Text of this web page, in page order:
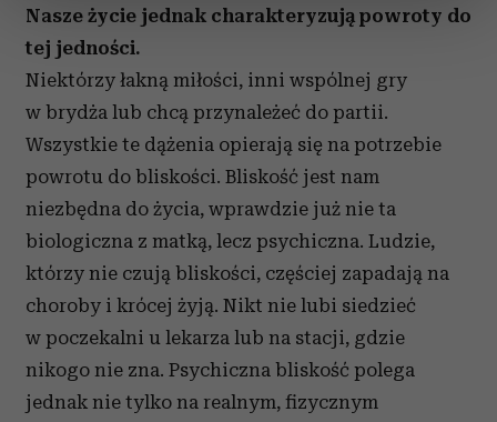
sekcji szczegółów. W Deklaracji plików cookie możesz
zmienić lub wycofać swoją zgodę w dowolnej chwili.
Wykorzystujemy pliki cookie do spersonalizowania treści
i reklam, aby oferować funkcje społecznościowe i
analizować ruch w naszej witrynie. Informacje o tym, jak
korzystasz z naszej witryny, udostępniamy partnerom
społecznościowym, reklamowym i analitycznym.
Partnerzy mogą połączyć te informacje z innymi danymi
otrzymanymi od Ciebie lub uzyskanymi podczas
korzystania z ich usług.
Nasze życie jednak charakteryzują powroty do
tej jedności.
Niektórzy łakną miłości, inni wspólnej gry
w brydża lub chcą przynależeć do partii.
Wszystkie te dążenia opierają się na potrzebie
powrotu do bliskości. Bliskość jest nam
niezbędna do życia, wprawdzie już nie ta
biologiczna z matką, lecz psychiczna. Ludzie,
którzy nie czują bliskości, częściej zapadają na
choroby i krócej żyją. Nikt nie lubi siedzieć
w poczekalni u lekarza lub na stacji, gdzie
nikogo nie zna. Psychiczna bliskość polega
jednak nie tylko na realnym, fizycznym